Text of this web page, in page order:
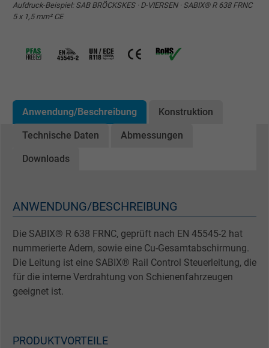
Aufdruck-Beispiel: SAB BRÖCKSKES · D-VIERSEN · SABIX® R 638 FRNC
5 x 1,5 mm² CE
Anwendung/Beschreibung Konstruktion
Technische Daten Abmessungen
Downloads
ANWENDUNG/BESCHREIBUNG
Die SABIX® R 638 FRNC, geprüft nach EN 45545-2 hat
nummerierte Adern, sowie eine Cu-Gesamtabschirmung.
Die Leitung ist eine SABIX® Rail Control Steuerleitung, die
für die interne Verdrahtung von Schienenfahrzeugen
geeignet ist.
PRODUKTVORTEILE